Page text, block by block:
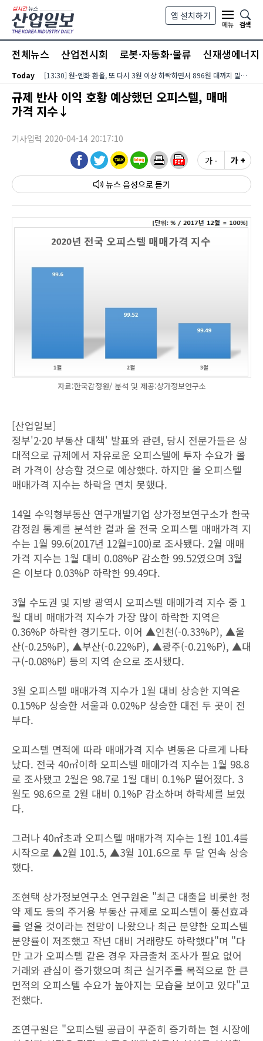
본문 바로가기
앱 설치하기
메뉴
검색
전체뉴스 산업전시회 로봇·자동화·물류 신재생에너지
Today [13:30] 원-엔화 환율, 또 다시 3원 이상 하락하면서 896원 대까지 밀려…달러-엔화 환율은 미국 장기금리?유가 동반 상승에 158엔 대로 내려서
규제 반사 이익 호황 예상했던 오피스텔, 매매
가격 지수↓
기사입력 2020-04-14 20:17:10
뉴스 음성
가 - 가 +
자료:한국감정원/ 분석 및 제공:상가정보연구소
[산업일보]
정부'2·20 부동산 대책' 발표와 관련, 당시 전문가들은 상
대적으로 규제에서 자유로운 오피스텔에 투자 수요가 몰
려 가격이 상승할 것으로 예상했다. 하지만 올 오피스텔
매매가격 지수는 하락을 면치 못했다.
14일 수익형부동산 연구개발기업 상가정보연구소가 한국
감정원 통계를 분석한 결과 올 전국 오피스텔 매매가격 지
수는 1월 99.6(2017년 12월=100)로 조사됐다. 2월 매매
가격 지수는 1월 대비 0.08%P 감소한 99.52였으며 3월
은 이보다 0.03%P 하락한 99.49다.
3월 수도권 및 지방 광역시 오피스텔 매매가격 지수 중 1
월 대비 매매가격 지수가 가장 많이 하락한 지역은
0.36%P 하락한 경기도다. 이어 ▲인천(-0.33%P), ▲울
산(-0.25%P), ▲부산(-0.22%P), ▲광주(-0.21%P), ▲대
구(-0.08%P) 등의 지역 순으로 조사됐다.
3월 오피스텔 매매가격 지수가 1월 대비 상승한 지역은
0.15%P 상승한 서울과 0.02%P 상승한 대전 두 곳이 전
부다.
오피스텔 면적에 따라 매매가격 지수 변동은 다르게 나타
났다. 전국 40㎡이하 오피스텔 매매가격 지수는 1월 98.8
로 조사됐고 2월은 98.7로 1월 대비 0.1%P 떨어졌다. 3
월도 98.6으로 2월 대비 0.1%P 감소하며 하락세를 보였
다.
그러나 40㎡초과 오피스텔 매매가격 지수는 1월 101.4를
시작으로 ▲2월 101.5, ▲3월 101.6으로 두 달 연속 상승
했다.
조현택 상가정보연구소 연구원은 "최근 대출을 비롯한 청
약 제도 등의 주거용 부동산 규제로 오피스텔이 풍선효과
를 얻을 것이라는 전망이 나왔으나 최근 분양한 오피스텔
분양률이 저조했고 작년 대비 거래량도 하락했다"며 "다
만 고가 오피스텔 같은 경우 자금출처 조사가 필요 없어
거래와 관심이 증가했으며 최근 실거주를 목적으로 한 큰
면적의 오피스텔 수요가 높아지는 모습을 보이고 있다"고
전했다.
조연구원은 "오피스텔 공급이 꾸준히 증가하는 현 시장에